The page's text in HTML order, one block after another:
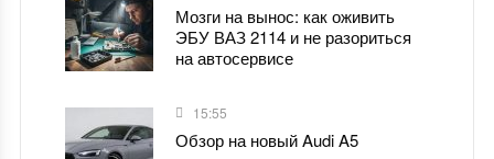
Мозги на вынос: как оживить
ЭБУ ВАЗ 2114 и не разориться
на автосервисе
15:55
Обзор на новый Audi A5